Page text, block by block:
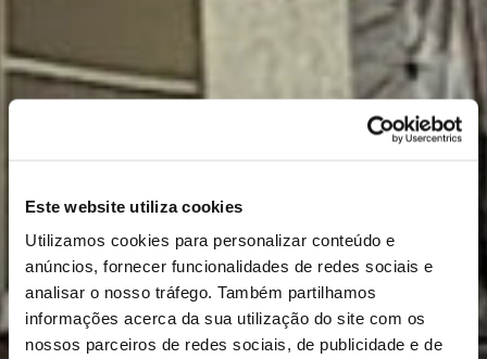
Este website utiliza cookies
Utilizamos cookies para personalizar conteúdo e
anúncios, fornecer funcionalidades de redes sociais e
analisar o nosso tráfego. Também partilhamos
informações acerca da sua utilização do site com os
nossos parceiros de redes sociais, de publicidade e de